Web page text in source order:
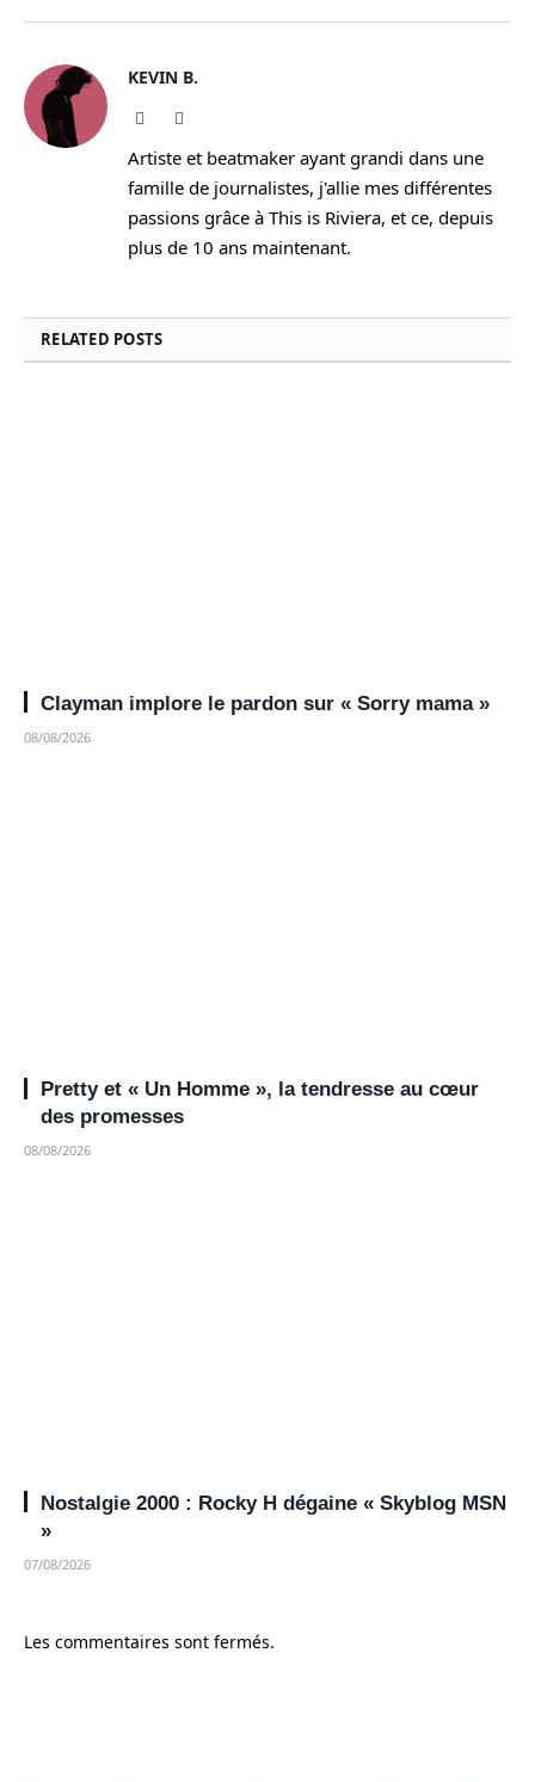
KEVIN B.
Website
Artiste et beatmaker ayant grandi dans une
famille de journalistes, j'allie mes différentes
passions grâce à This is Riviera, et ce, depuis
plus de 10 ans maintenant.
RELATED POSTS
Clayman implore le pardon sur « Sorry mama »
08/08/2026
Pretty et « Un Homme », la tendresse au cœur
des promesses
08/08/2026
Nostalgie 2000 : Rocky H dégaine « Skyblog MSN
»
07/08/2026
Les commentaires sont fermés.